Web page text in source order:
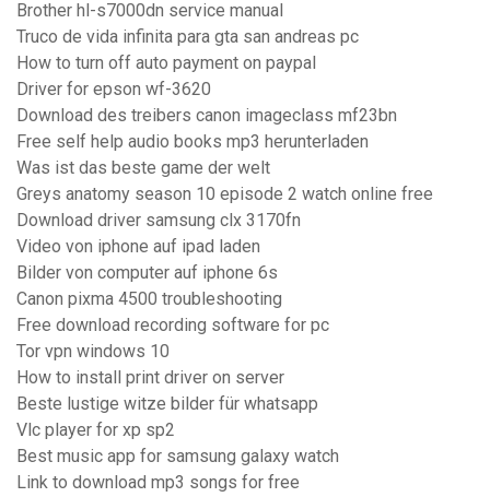
Brother hl-s7000dn service manual
Truco de vida infinita para gta san andreas pc
How to turn off auto payment on paypal
Driver for epson wf-3620
Download des treibers canon imageclass mf23bn
Free self help audio books mp3 herunterladen
Was ist das beste game der welt
Greys anatomy season 10 episode 2 watch online free
Download driver samsung clx 3170fn
Video von iphone auf ipad laden
Bilder von computer auf iphone 6s
Canon pixma 4500 troubleshooting
Free download recording software for pc
Tor vpn windows 10
How to install print driver on server
Beste lustige witze bilder für whatsapp
Vlc player for xp sp2
Best music app for samsung galaxy watch
Link to download mp3 songs for free